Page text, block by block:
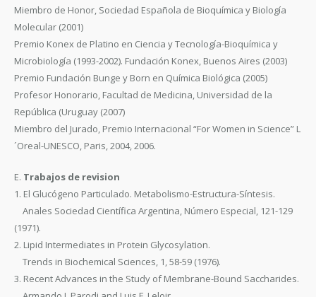
Miembro de Honor, Sociedad Española de Bioquímica y Biología
Molecular (2001)
Premio Konex de Platino en Ciencia y Tecnología-Bioquímica y
Microbiología (1993-2002). Fundación Konex, Buenos Aires (2003)
Premio Fundación Bunge y Born en Química Biológica (2005)
Profesor Honorario, Facultad de Medicina, Universidad de la
República (Uruguay (2007)
Miembro del Jurado, Premio Internacional “For Women in Science” L
´Oreal-UNESCO, Paris, 2004, 2006.
E. Trabajos de revision
1. El Glucógeno Particulado. Metabolismo-Estructura-Síntesis.
Anales Sociedad Científica Argentina, Número Especial, 121-129
(1971).
2. Lipid Intermediates in Protein Glycosylation.
Trends in Biochemical Sciences, 1, 58-59 (1976).
3. Recent Advances in the Study of Membrane-Bound Saccharides.